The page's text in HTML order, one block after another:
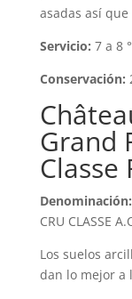
asadas así
Servicio: 7 a 8
Conservación:
Grand
Classe
Denominación:
CRU CLASSE
Los suelos
dan lo mejor a